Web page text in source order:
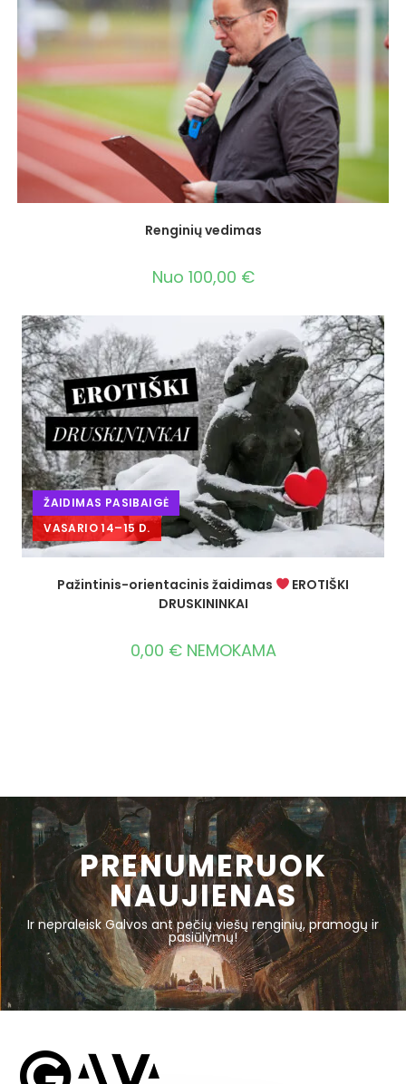
Renginių vedimas
Nuo 100,00 €
ŽAIDIMAS PASIBAIGĖ
VASARIO 14–15 D.
Pažintinis-orientacinis žaidimas
EROTIŠKI
DRUSKININKAI
0,00 € NEMOKAMA
PRENUMERUOK
NAUJIENAS
Ir nepraleisk Galvos ant pečių viešų renginių, pramogų ir
pasiūlymų!